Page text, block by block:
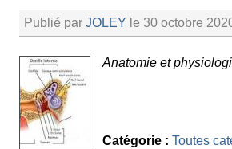
Publié par JOLEY le 30 octobre
Anatomie et
Catégorie : Toutes